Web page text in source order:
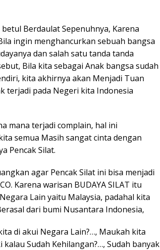
Berdaulat Sepenuhnya, Karena
ingin menghancurkan sebuah bangsa
dan salah satu tanda tanda
Bila kita sebagai Anak bangsa sudah
kita akhirnya akan Menjadi Tuan
terjadi pada Negeri kita Indonesia
mana terjadi complain, hal ini
semua Masih sangat cinta dengan
Pencak Silat.
agar Pencak Silat ini bisa menjadi
Karena warisan BUDAYA SILAT itu
Lain yaitu Malaysia, padahal kita
dari bumi Nusantara Indonesia,
di akui Negara Lain?…, Maukah kita
Sudah Kehilangan?…, Sudah banyak